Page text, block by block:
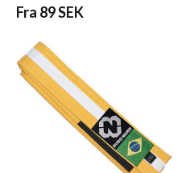
Fra 89 SEK